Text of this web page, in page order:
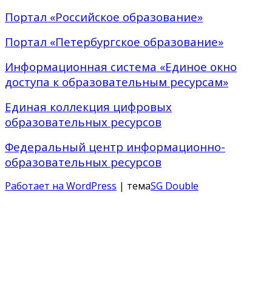
Портал «Российское образование»
Портал «Петербургское образование»
Информационная система «Единое окно
доступа к образовательным ресурсам»
Единая коллекция цифровых
образовательных ресурсов
Федеральный центр информационно-
образовательных ресурсов
Работает на WordPress | темаSG Double